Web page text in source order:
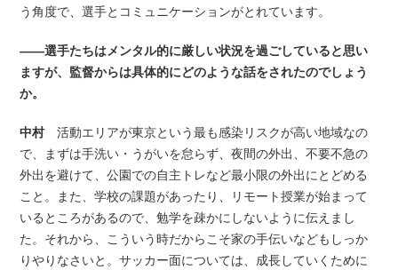
う角度で、選手とコミュニケーションがとれています。
――選手たちはメンタル的に厳しい状況を過ごしていると思い
ますが、監督からは具体的にどのような話をされたのでしょう
か。
中村活動エリアが東京という最も感染リスクが高い地域なの
で、まずは手洗い・うがいを怠らず、夜間の外出、不要不急の
外出を避けて、公園での自主トレなど最小限の外出にとどめる
こと。また、学校の課題があったり、リモート授業が始まって
いるところがあるので、勉学を疎かにしないように伝えまし
た。それから、こういう時だからこそ家の手伝いなどもしっか
りやりなさいと。サッカー面については、成長していくために